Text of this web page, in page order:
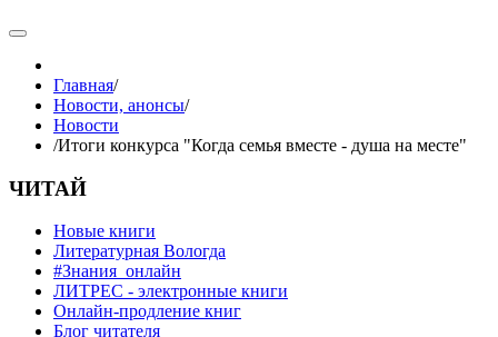
Главная/
Новости, анонсы/
Новости
/Итоги конкурса "Когда семья вместе - душа на месте"
ЧИТАЙ
Новые книги
Литературная Вологда
#Знания_онлайн
ЛИТРЕС - электронные книги
Онлайн-продление книг
Блог читателя